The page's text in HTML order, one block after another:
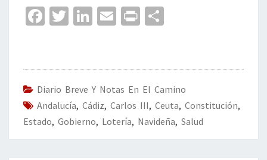
Fa
o
o
k
T
er
Li
dI
n
E
l
Pr
p
ar
tir
Diario Breve Y Notas En El Camino
Andalucía, Cádiz, Carlos III, Ceuta, Constitución,
Estado, Gobierno, Lotería, Navideña, Salud